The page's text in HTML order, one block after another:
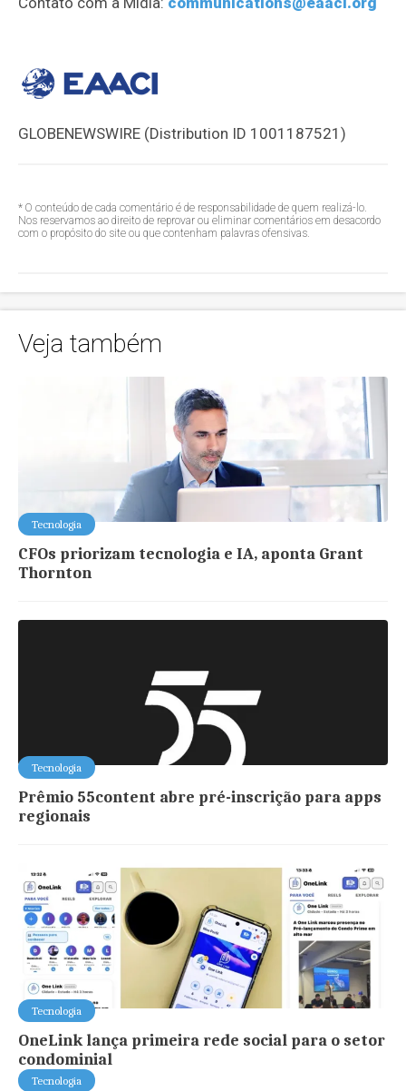
GLOBENEWSWIRE (Distribution ID 1001187521)
* O conteúdo de cada comentário é de responsabilidade de quem realizá-lo.
Nos reservamos ao direito de reprovar ou eliminar comentários em desacordo
com o propósito do site ou que contenham palavras ofensivas.
Veja também
Tecnologia
CFOs priorizam tecnologia e IA, aponta Grant
Thornton
Tecnologia
Prêmio 55content abre pré-inscrição para apps
regionais
Tecnologia
OneLink lança primeira rede social para o setor
condominial
Tecnologia